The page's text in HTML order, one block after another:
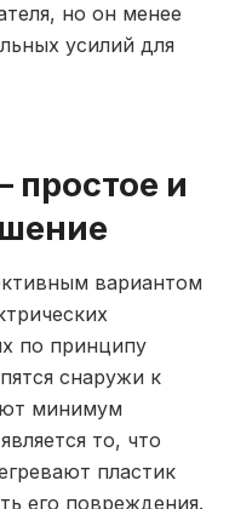
но он менее
усилий для
простое и
вариантом
по принципу
снаружи к
минимум
то, что
пластик
его повреждения.